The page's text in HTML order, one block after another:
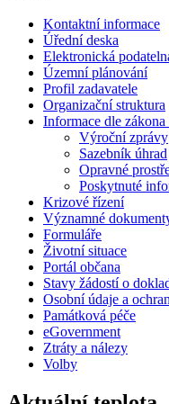
Kontaktní informace
Úřední deska
Elektronická
Územní plánování
Profil zadavatele
Organizační struktura
Informace dle zákona
Výroční zprávy
Sazebník úhrad
Opravné
Poskytnuté
Krizové řízení
Významné
Formuláře
Životní situace
Portál občana
Stavy žádostí o
Osobní údaje a
Památková péče
eGovernment
Ztráty a nálezy
Volby